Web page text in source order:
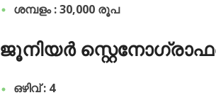
ശമ്പളം : 30,000 രൂപ
ജൂനിയർ
ഒഴിവ് : 4